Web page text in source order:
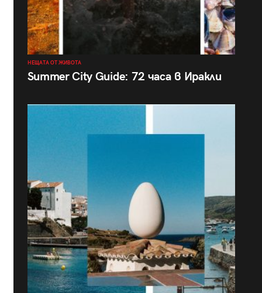
НЕЩАТА ОТ ЖИВОТА
Summer City Guide: 72 часа в Иракли